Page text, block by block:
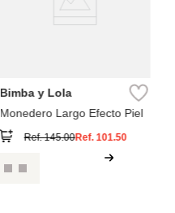
Bimba y Lola
Monedero Largo Efecto Piel
Ref.145.00Ref. 101.50